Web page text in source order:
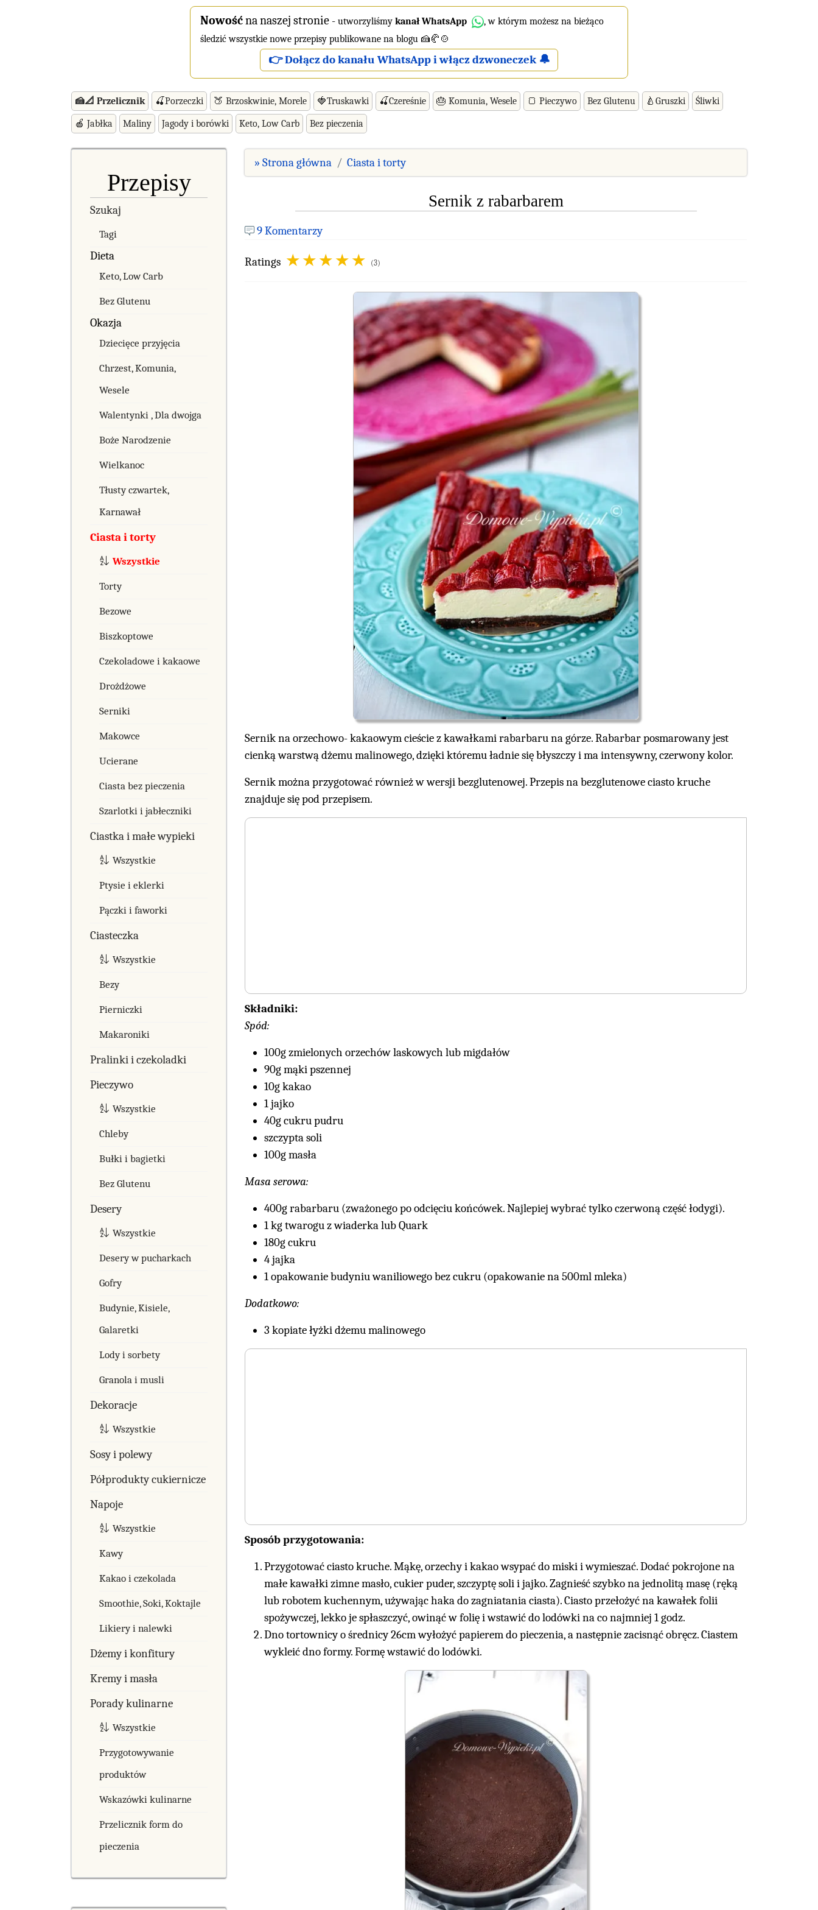
Nowośćna naszej stronie - utworzyliśmy kanał WhatsApp
, w którym możesz na bieżąco
śledzić wszystkie nowe przepisy publikowane na blogu 🍰🥐🍲
👉 Dołącz do kanału WhatsApp i włącz dzwoneczek 🔔
🍰📐 Przelicznik 🍒Porzeczki 🍑 Brzoskwinie, Morele 🍓Truskawki 🍒Czereśnie 🎂 Komunia, Wesele 🍞 Pieczywo Bez Glutenu 🍐Gruszki Śliwki
🍎 Jabłka Maliny Jagody i borówki Keto, Low Carb Bez pieczenia
Przepisy
Szukaj
Tagi
Dieta
Keto, Low Carb
Bez Glutenu
Okazja
Dziecięce przyjęcia
Chrzest, Komunia,
Wesele
Walentynki , Dla dwojga
Boże Narodzenie
Wielkanoc
Tłusty czwartek,
Karnawał
Ciasta i torty
Wszystkie
Torty
Bezowe
Biszkoptowe
Czekoladowe i kakaowe
Drożdżowe
Serniki
Makowce
Ucierane
Ciasta bez pieczenia
Szarlotki i jabłeczniki
Ciastka i małe wypieki
Wszystkie
Ptysie i eklerki
Pączki i faworki
Ciasteczka
Wszystkie
Bezy
Pierniczki
Makaroniki
Pralinki i czekoladki
Pieczywo
Wszystkie
Chleby
Bułki i bagietki
Bez Glutenu
Desery
Wszystkie
Desery w pucharkach
Gofry
Budynie, Kisiele,
Galaretki
Lody i sorbety
Granola i musli
Dekoracje
Wszystkie
Sosy i polewy
Półprodukty cukiernicze
Napoje
Wszystkie
Kawy
Kakao i czekolada
Smoothie, Soki, Koktajle
Likiery i nalewki
Dżemy i konfitury
Kremy i masła
Porady kulinarne
Wszystkie
Przygotowywanie
produktów
Wskazówki kulinarne
Przelicznik form do
pieczenia
» Strona główna Ciasta i torty
Sernik z rabarbarem
9 Komentarzy
Ratings (3)
Sernik na orzechowo- kakaowym cieście z kawałkami rabarbaru na górze. Rabarbar posmarowany jest
cienką warstwą dżemu malinowego, dzięki któremu ładnie się błyszczy i ma intensywny, czerwony kolor.
Sernik można przygotować również w wersji bezglutenowej. Przepis na bezglutenowe ciasto kruche
znajduje się pod przepisem.
Składniki:
Spód:
100g zmielonych orzechów laskowych lub migdałów
90g mąki pszennej
10g kakao
1 jajko
40g cukru pudru
szczypta soli
100g masła
Masa serowa:
400g rabarbaru (zważonego po odcięciu końcówek. Najlepiej wybrać tylko czerwoną część łodygi).
1 kg twarogu z wiaderka lub Quark
180g cukru
4 jajka
1 opakowanie budyniu waniliowego bez cukru (opakowanie na 500ml mleka)
Dodatkowo:
3 kopiate łyżki dżemu malinowego
Sposób przygotowania:
Przygotować ciasto kruche. Mąkę, orzechy i kakao wsypać do miski i wymieszać. Dodać pokrojone na
małe kawałki zimne masło, cukier puder, szczyptę soli i jajko. Zagnieść szybko na jednolitą masę (ręką
lub robotem kuchennym, używając haka do zagniatania ciasta). Ciasto przełożyć na kawałek folii
spożywczej, lekko je spłaszczyć, owinąć w folię i wstawić do lodówki na co najmniej 1 godz.
Dno tortownicy o średnicy 26cm wyłożyć papierem do pieczenia, a następnie zacisnąć obręcz. Ciastem
wykleić dno formy. Formę wstawić do lodówki.